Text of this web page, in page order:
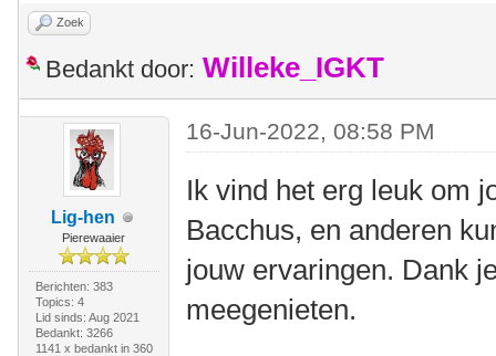
Zoek
Bedankt door: Willeke_IGKT
Lig-hen
Pierewaaier
Berichten: 383
Topics: 4
Lid sinds: Aug 2021
Bedankt: 3266
1141 x bedankt in 360
16-Jun-2022, 08:58 PM
Ik vind het erg leuk om
Bacchus, en anderen
jouw ervaringen. Dank
meegenieten.